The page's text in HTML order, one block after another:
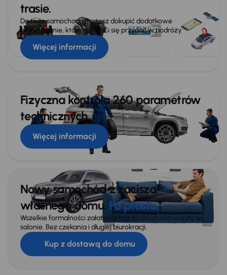
trasie.
Do tego samochodu możesz dokupić dodatkowe
wyposażenie, które może Ci się przydać w podróży.
Więcej informacji
Fizyczna kontrola 260 parametrów
technicznych
Więcej informacji
Nowy samochód z zacisza
własnego domu. Po prostu.
Wszelkie formalności załatwisz bez konieczności wizyty w
salonie. Bez czekania i długiej biurokracji.
Kup z dostawą do domu